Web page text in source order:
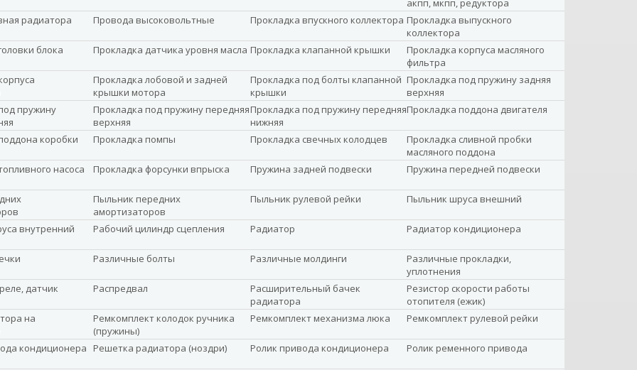
акпп, мкпп, редуктора
радиатора
Провода высоковольтные Прокладка впускного коллектора Прокладка выпускного
коллектора
блока
Прокладка датчика уровня масла Прокладка клапанной крышки
Прокладка корпуса масляного
фильтра
Прокладка лобовой и задней
крышки мотора
Прокладка под болты клапанной
крышки
Прокладка под пружину задняя
верхняя
пружину
Прокладка под пружину передняя
верхняя
Прокладка под пружину передняя
нижняя
Прокладка поддона двигателя
коробки
Прокладка помпы Прокладка свечных колодцев
Прокладка сливной пробки
масляного поддона
насоса
Прокладка форсунки впрыска Пружина задней подвески Пружина передней подвески
Пыльник передних
амортизаторов
Пыльник рулевой рейки Пыльник шруса внешний
внутренний Рабочий цилиндр сцепления Радиатор Радиатор кондиционера
Различные болты Различные молдинги
Различные прокладки,
уплотнения
датчик
Распредвал
Расширительный бачек
радиатора
Резистор скорости работы
отопителя (ежик)
на
Ремкомплект колодок ручника
(пружины)
Ремкомплект механизма люка Ремкомплект рулевой рейки
кондиционера Решетка радиатора (ноздри) Ролик привода кондиционера Ролик ременного привода